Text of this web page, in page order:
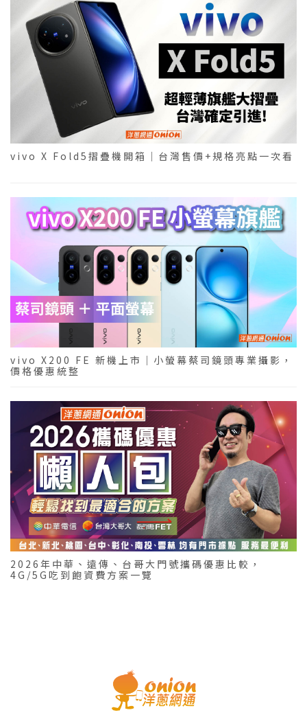
vivo X Fold5摺疊機開箱｜台灣售價+規格亮點一次看
vivo X200 FE 新機上市｜小螢幕蔡司鏡頭專業攝影，
價格優惠統整
2026年中華、遠傳、台哥大門號攜碼優惠比較，
4G/5G吃到飽資費方案一覽